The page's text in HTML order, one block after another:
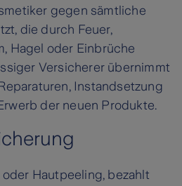
gegen sämtliche
die durch Feuer,
Hagel oder Einbrüche
Versicherer übernimmt
Instandsetzung
der neuen Produkte.
Hautpeeling, bezahlt